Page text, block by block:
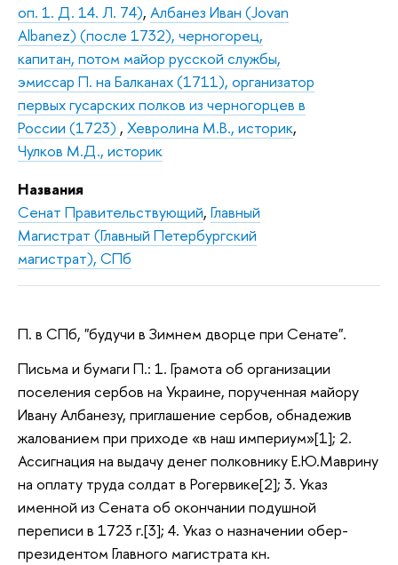
оп. 1. Д. 14. Л. 74), Албанез Иван (Jovan
Albanez) (после 1732), черногорец,
капитан, потом майор русской службы,
эмиссар П. на Балканах (1711), организатор
первых гусарских полков из черногорцев в
России (1723) , Хевролина М.В., историк,
Чулков М.Д., историк
Названия
Сенат Правительствующий, Главный
Магистрат (Главный Петербургский
магистрат), СПб
П. в СПб, "будучи в Зимнем дворце при Сенате".
Письма и бумаги П.: 1. Грамота об организации
поселения сербов на Украине, порученная майору
Ивану Албанезу, приглашение сербов, обнадежив
жалованием при приходе «в наш империум»[1]; 2.
Ассигнация на выдачу денег полковнику Е.Ю.Маврину
на оплату труда солдат в Рогервике[2]; 3. Указ
именной из Сената об окончании подушной
переписи в 1723 г.[3]; 4. Указ о назначении обер-
президентом Главного магистрата кн.